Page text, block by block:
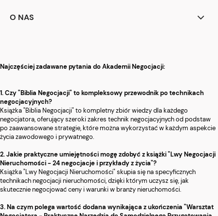
O NAS
Najczęściej zadawane pytania do Akademii Negocjacji:
1. Czy "Biblia Negocjacji" to kompleksowy przewodnik po technikach
negocjacyjnych?
Książka "Biblia Negocjacji" to kompletny zbiór wiedzy dla każdego
negocjatora, oferujący szeroki zakres technik negocjacyjnych od podstaw
po zaawansowane strategie, które można wykorzystać w każdym aspekcie
życia zawodowego i prywatnego.
2. Jakie praktyczne umiejętności mogę zdobyć z książki "Lwy Negocjacji
Nieruchomości - 24 negocjacje i przykłady z życia"?
Książka "Lwy Negocjacji Nieruchomości" skupia się na specyficznych
technikach negocjacji nieruchomości, dzięki którym uczysz się, jak
skutecznie negocjować ceny i warunki w branży nieruchomości.
3. Na czym polega wartość dodana wynikająca z ukończenia "Warsztat